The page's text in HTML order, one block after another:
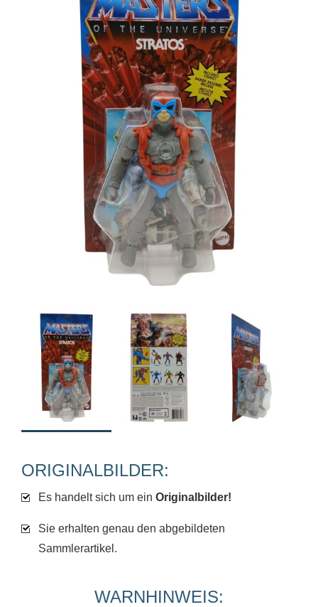
ORIGINALBILDER:
Es handelt sich um ein Originalbilder!
Sie erhalten genau den abgebildeten
Sammlerartikel.
WARNHINWEIS: